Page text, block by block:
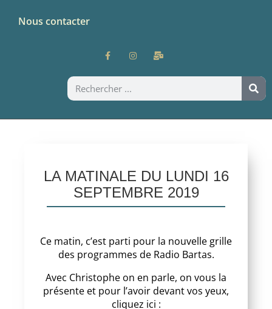
Nous contacter
LA MATINALE DU LUNDI 16
SEPTEMBRE 2019
Ce matin, c’est parti pour la nouvelle grille
des programmes de Radio Bartas.
Avec Christophe on en parle, on vous la
présente et pour l’avoir devant vos yeux,
cliquez ici :